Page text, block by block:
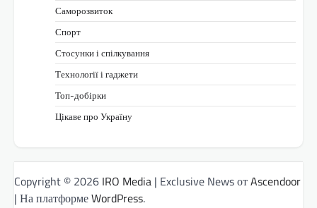
Саморозвиток
Спорт
Стосунки і спілкування
Технології і гаджети
Топ-добірки
Цікаве про Україну
Copyright © 2026 IRO Media | Exclusive News отAscendoor
| На платформеWordPress.